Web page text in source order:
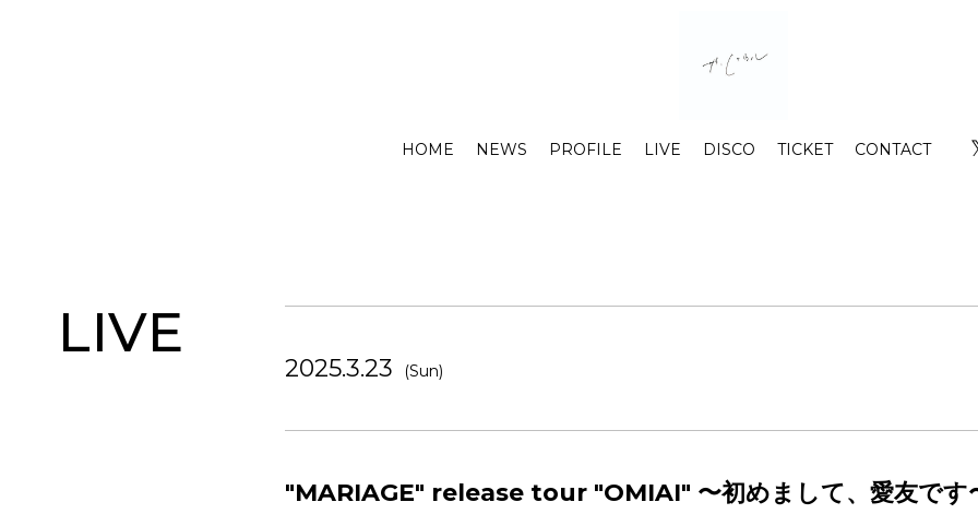
HOME NEWS PROFILE LIVE DISCO TICKET CONTACT
LIVE
2025.3.23 (Sun)
"MARIAGE" release tour "OMIAI" 〜初めまして、愛友です